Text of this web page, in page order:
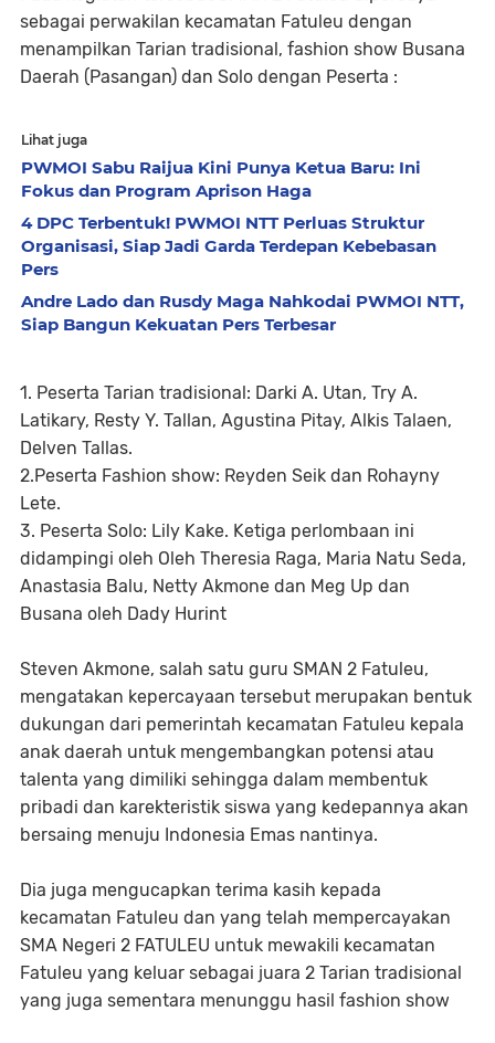
sebagai perwakilan kecamatan Fatuleu dengan
menampilkan Tarian tradisional, fashion show Busana
Daerah (Pasangan) dan Solo dengan Peserta :
Lihat juga
PWMOI Sabu Raijua Kini Punya Ketua Baru: Ini
Fokus dan Program Aprison Haga
4 DPC Terbentuk! PWMOI NTT Perluas Struktur
Organisasi, Siap Jadi Garda Terdepan Kebebasan
Pers
Andre Lado dan Rusdy Maga Nahkodai PWMOI NTT,
Siap Bangun Kekuatan Pers Terbesar
1. Peserta Tarian tradisional: Darki A. Utan, Try A.
Latikary, Resty Y. Tallan, Agustina Pitay, Alkis Talaen,
Delven Tallas.
2.Peserta Fashion show: Reyden Seik dan Rohayny
Lete.
3. Peserta Solo: Lily Kake. Ketiga perlombaan ini
didampingi oleh Oleh Theresia Raga, Maria Natu Seda,
Anastasia Balu, Netty Akmone dan Meg Up dan
Busana oleh Dady Hurint
Steven Akmone, salah satu guru SMAN 2 Fatuleu,
mengatakan kepercayaan tersebut merupakan bentuk
dukungan dari pemerintah kecamatan Fatuleu kepala
anak daerah untuk mengembangkan potensi atau
talenta yang dimiliki sehingga dalam membentuk
pribadi dan karekteristik siswa yang kedepannya akan
bersaing menuju Indonesia Emas nantinya.
Dia juga mengucapkan terima kasih kepada
kecamatan Fatuleu dan yang telah mempercayakan
SMA Negeri 2 FATULEU untuk mewakili kecamatan
Fatuleu yang keluar sebagai juara 2 Tarian tradisional
yang juga sementara menunggu hasil fashion show